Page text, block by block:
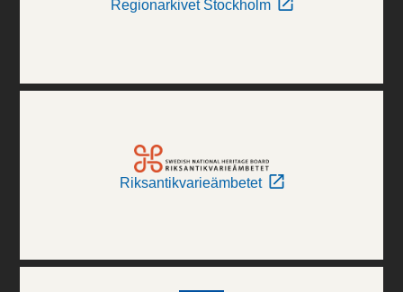
Regionarkivet Stockholm
Riksantikvarieämbetet